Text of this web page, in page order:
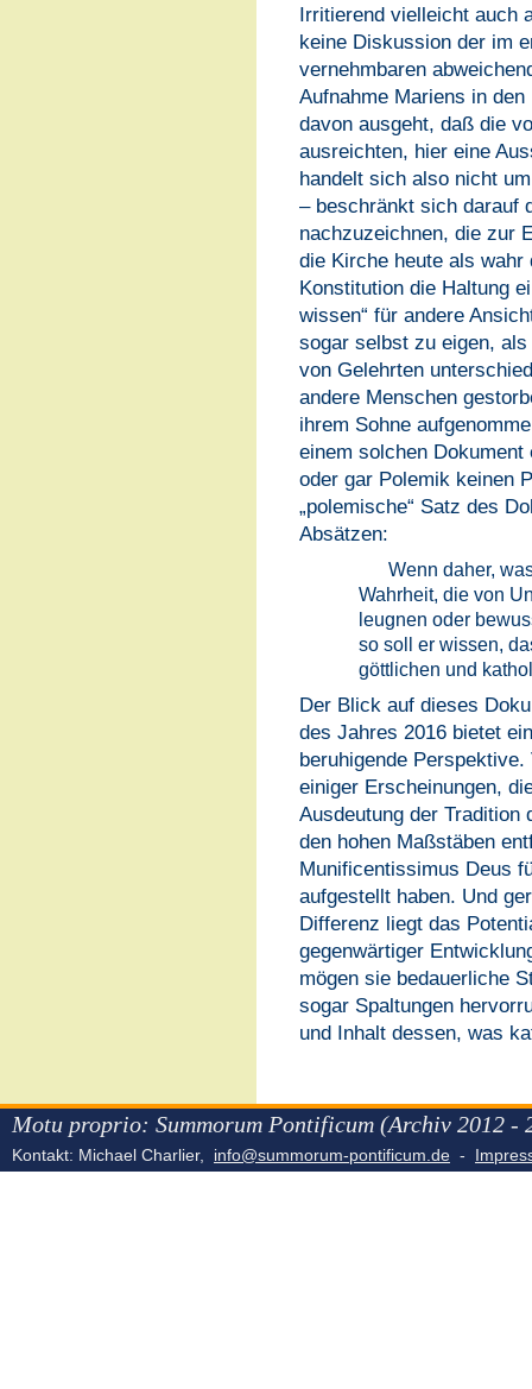
Irritierend vielleicht auch
keine Diskussion der im
vernehmbaren
Aufnahme Mariens in
davon ausgeht, daß die
ausreichten, hier eine
handelt sich also nicht
– beschränkt sich darauf
nachzuzeichnen, die zur
die Kirche heute als
Konstitution die Haltung
wissen“ für andere
sogar selbst zu eigen,
von Gelehrten
andere Menschen
ihrem Sohne
einem solchen Dokument
oder gar Polemik keinen
„polemische“ Satz des
Absätzen:
Wenn daher,
Wahrheit, die von
leugnen oder
so soll er wissen,
göttlichen und
Der Blick auf dieses
des Jahres 2016 bietet
beruhigende
einiger Erscheinungen,
Ausdeutung der
den hohen Maßstäben
Munificentissimus Deus
aufgestellt haben. Und
Differenz liegt das
gegenwärtiger
mögen sie bedauerliche
sogar Spaltungen
und Inhalt dessen, was
Motu proprio: Summorum Pontificum (Archiv 2012 -
Kontakt: Michael Charlier, info@summorum-pontificum.de -